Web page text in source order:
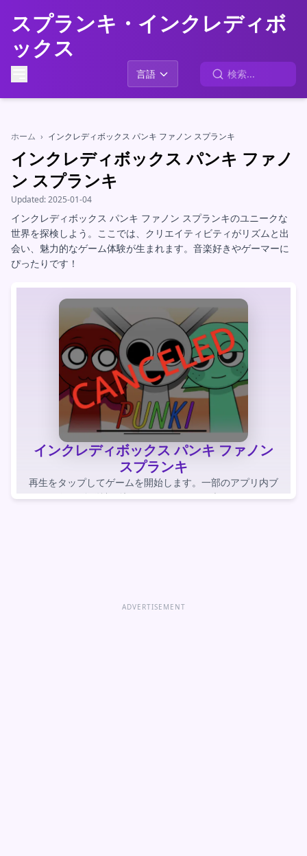
スプランキ・インクレディボ
ックス
言語
ホーム › インクレディボックス パンキ ファノン スプランキ
インクレディボックス パンキ ファノ
ン スプランキ
Updated:2025-01-04
インクレディボックス パンキ ファノン スプランキのユニークな
世界を探検しよう。ここでは、クリエイティビティがリズムと出
会い、魅力的なゲーム体験が生まれます。音楽好きやゲーマーに
ぴったりです！
インクレディボックス パンキ ファノン
スプランキ
再生をタップしてゲームを開始します。一部のアプリ内ブ
ラウザでは自動読み込みされたゲームがブロックされま
ADVERTISEMENT